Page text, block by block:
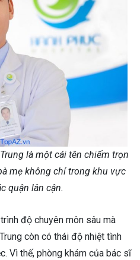
là một cái tên chiếm trọn
mẹ không chỉ trong khu vực
quận lân cận.
độ chuyên môn sâu mà
còn có thái độ nhiệt tình
Vì thế, phòng khám của bác sĩ